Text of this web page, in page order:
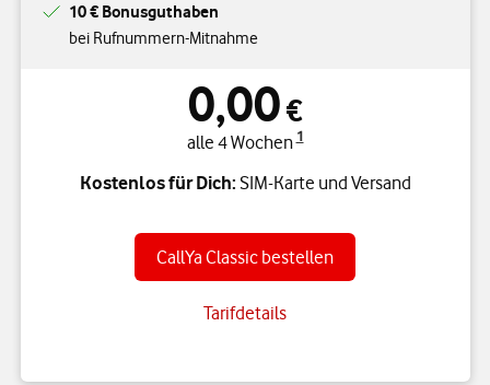
10 € Bonusguthaben
bei Rufnummern-Mitnahme
0,00€
alle 4 Wochen1
Kostenlos für Dich: SIM-Karte und Versand
CallYa Classic bestellen
Tarifdetails